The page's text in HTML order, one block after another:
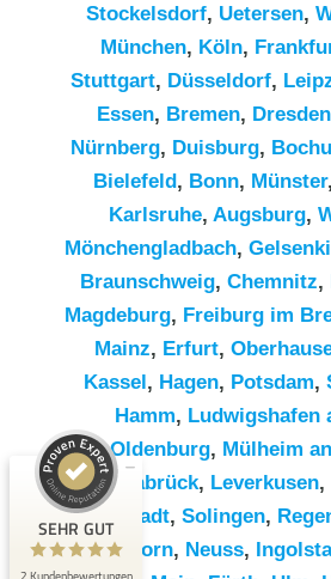
Stockelsdorf, Uetersen,
München, Köln,
Stuttgart, Düsseldorf,
Essen, Bremen, Dresden
Nürnberg, Duisburg,
Bielefeld, Bonn, Münster,
Karlsruhe, Augsburg,
Mönchengladbach,
Braunschweig, Chemnitz⁠,
Magdeburg, Freiburg im
Mainz, Erfurt,
Kassel, Hagen, Potsdam,
Hamm, Ludwigshafen
Oldenburg, Mülheim
Osnabrück, Leverkusen,
Darmstadt, Solingen,
Paderborn, Neuss,
SEHR GUT
2 Kundenbewertungen
Kundenbewertungen und Erfahrungen zu
RümpelButler
SEHR GUT
5,00 / 5,00
2
Bewertungen von 1
anderen Quelle